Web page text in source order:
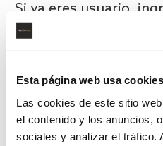
Esta página web usa cookies
Las cookies de este sitio
el contenido y los anuncios,
sociales y analizar el tráfico.
Si ya eres usuario,